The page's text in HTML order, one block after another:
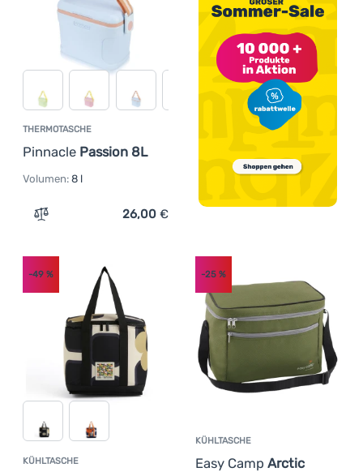
THERMOTASCHE
Pinnacle Passion 8L
Volumen: 8 l
Zum Vergleich 'Thermotasche Pinnacle Passion 8L'
26,00 €
KÜHLTASCHE
-49 %
KÜHLTASCHE
Easy Camp Arctic
-25%